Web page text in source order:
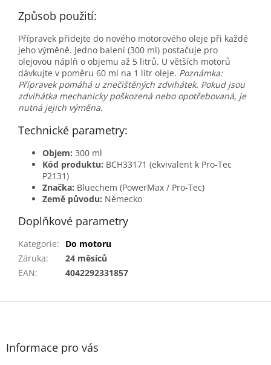
Způsob použití:
Přípravek přidejte do nového motorového oleje při každé
jeho výměně. Jedno balení (300 ml) postačuje pro
olejovou náplň o objemu až 5 litrů. U větších motorů
dávkujte v poměru 60 ml na 1 litr oleje. Poznámka:
Přípravek pomáhá u znečištěných zdvihátek. Pokud jsou
zdvihátka mechanicky poškozená nebo opotřebovaná, je
nutná jejich výměna.
Technické parametry:
Objem: 300 ml
Kód produktu: BCH33171 (ekvivalent k Pro-Tec
P2131)
Značka: Bluechem (PowerMax / Pro-Tec)
Země původu: Německo
Doplňkové parametry
Kategorie:
Do motoru
Záruka:
24 měsíců
EAN: 4042292331857
Z
Informace pro vás